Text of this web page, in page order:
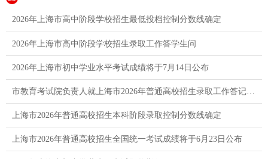
2026年上海市高中阶段学校招生最低投档控制分数线确定
2026年上海市高中阶段学校招生录取工作答学生问
2026年上海市初中学业水平考试成绩将于7月14日公布
市教育考试院负责人就上海市2026年普通高校招生录取工作答记者问
上海市2026年普通高校招生本科阶段录取控制分数线确定
上海市2026年普通高校招生全国统一考试成绩将于6月23日公布